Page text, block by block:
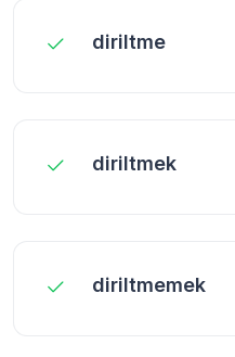
diriltme
diriltmek
diriltmemek